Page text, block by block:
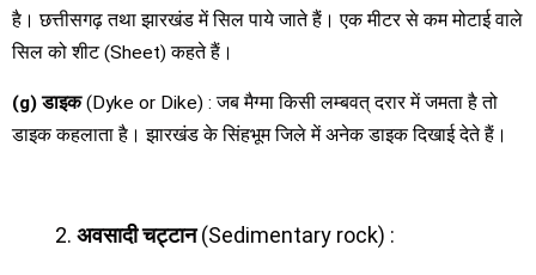
है। छत्तीसगढ़ तथा झारखंड में सिल पाये जाते हैं। एक मीटर से कम मोटाई वाले
सिल को शीट (Sheet) कहते हैं।
(g)डाइक(Dyke or Dike) : जब मैग्मा किसी लम्बवत् दरार में जमता है तो
डाइक कहलाता है। झारखंड के सिंहभूम जिले में अनेक डाइक दिखाई देते हैं।
अवसादीचट्टान(Sedimentary rock) :